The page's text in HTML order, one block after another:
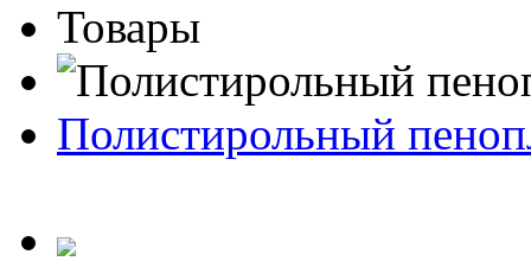
Товары
Полистирольный